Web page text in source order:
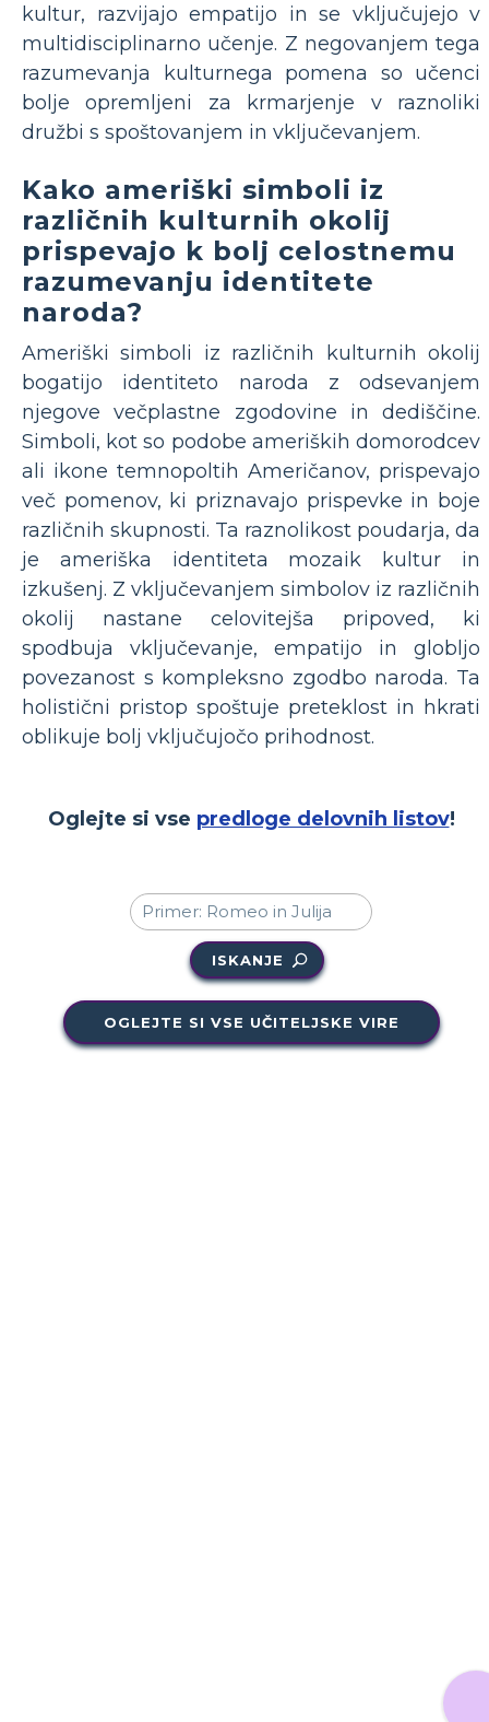
kultur, razvijajo empatijo in se vključujejo v
multidisciplinarno učenje. Z negovanjem tega
razumevanja kulturnega pomena so učenci
bolje opremljeni za krmarjenje v raznoliki
družbi s spoštovanjem in vključevanjem.
Kako ameriški simboli iz
različnih kulturnih okolij
prispevajo k bolj celostnemu
razumevanju identitete
naroda?
Ameriški simboli iz različnih kulturnih okolij
bogatijo identiteto naroda z odsevanjem
njegove večplastne zgodovine in dediščine.
Simboli, kot so podobe ameriških domorodcev
ali ikone temnopoltih Američanov, prispevajo
več pomenov, ki priznavajo prispevke in boje
različnih skupnosti. Ta raznolikost poudarja, da
je ameriška identiteta mozaik kultur in
izkušenj. Z vključevanjem simbolov iz različnih
okolij nastane celovitejša pripoved, ki
spodbuja vključevanje, empatijo in globljo
povezanost s kompleksno zgodbo naroda. Ta
holistični pristop spoštuje preteklost in hkrati
oblikuje bolj vključujočo prihodnost.
Oglejte si vse predloge delovnih listov!
ISKANJE
OGLEJTE SI VSE UČITELJSKE VIRE